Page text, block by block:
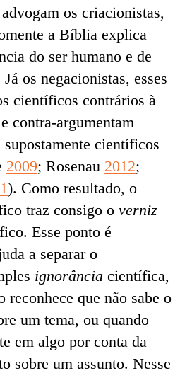
os criacionistas,
a Bíblia explica
do ser humano e de
os negacionistas, esses
científicos contrários à
contra-argumentam
supostamente científicos
2009; Rosenau 2012;
). Como resultado, o
traz consigo o verniz
Esse ponto é
a separar o
ignorância científica,
que não sabe o
um tema, ou quando
em algo por conta da
sobre um assunto. Nesse